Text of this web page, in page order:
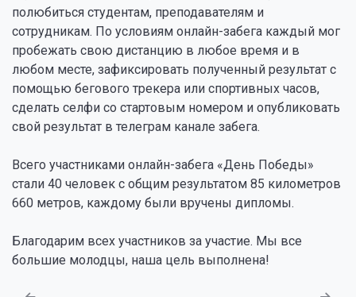
полюбиться студентам, преподавателям и
сотрудникам. По условиям онлайн-забега каждый мог
пробежать свою дистанцию в любое время и в
любом месте, зафиксировать полученный результат с
помощью бегового трекера или спортивных часов,
сделать селфи со стартовым номером и опубликовать
свой результат в телеграм канале забега.
Всего участниками онлайн-забега «День Победы»
стали 40 человек с общим результатом 85 километров
660 метров, каждому были вручены дипломы.
Благодарим всех участников за участие. Мы все
большие молодцы, наша цель выполнена!